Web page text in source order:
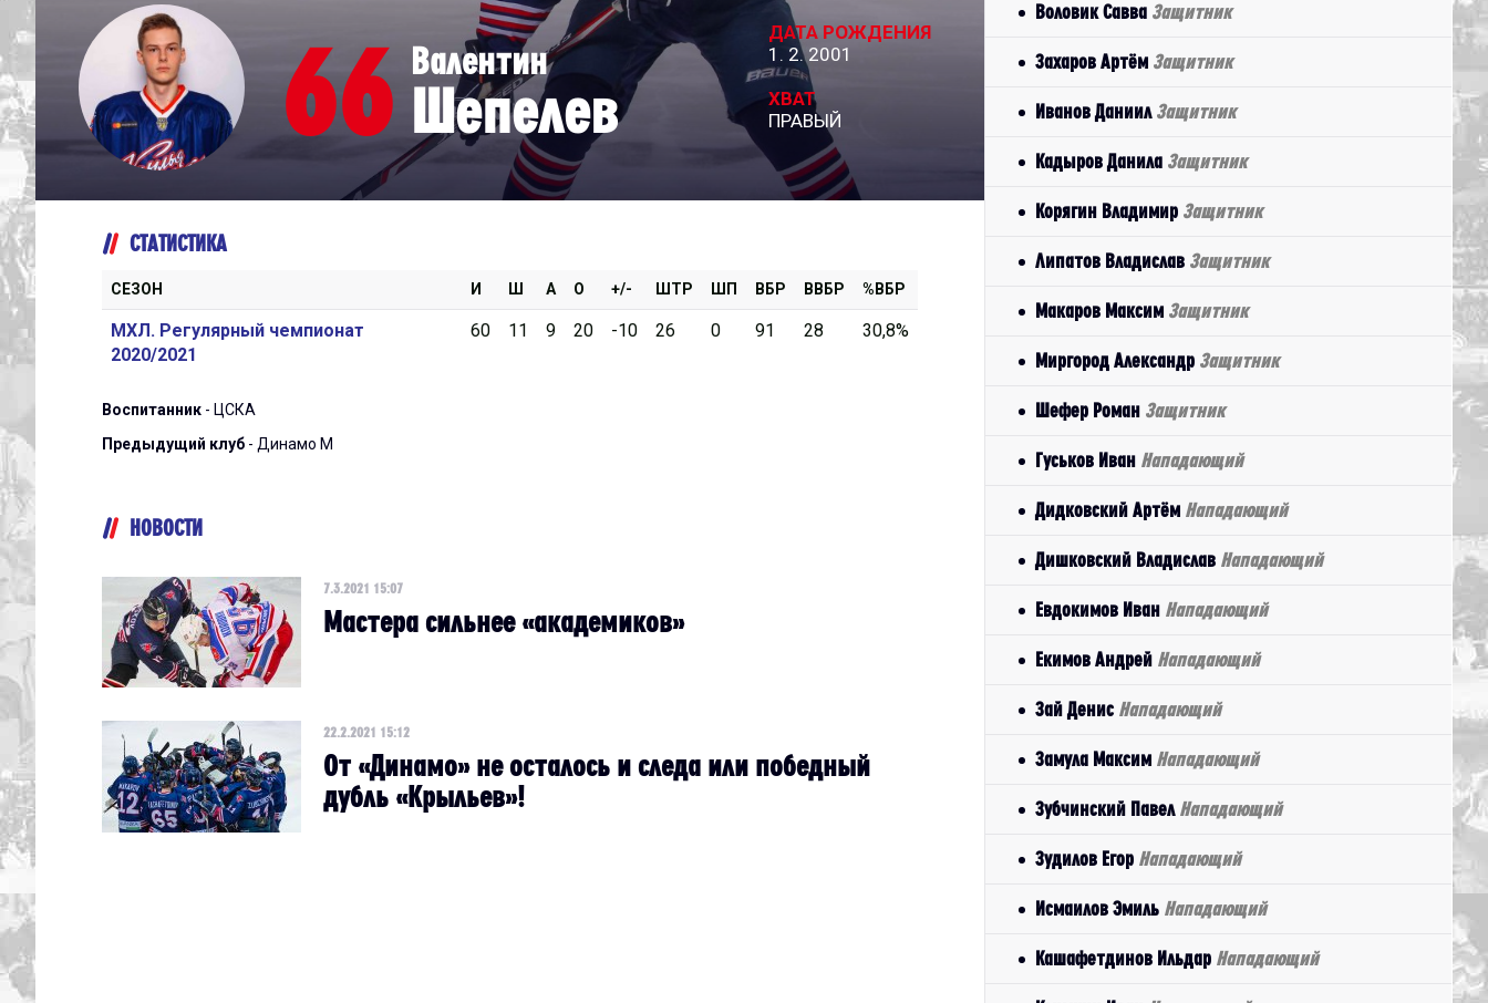
Амурские Тигры
Красная Машина-Юниор
Крылья Советов
МХК Динамо-Карелия
МХК Спартак-МАХ
Красноярские Рыси
Ладья
МХК Молот
Реактор
Сибирские Cнайперы
Спутник Ал
66 Валентин
Шепелев
ДАТА РОЖДЕНИЯ
1. 2. 2001
ХВАТ
ПРАВЫЙ
СТАТИСТИКА
СЕЗОН И Ш А О +/- ШТР ШП ВБР ВВБР %ВБР
МХЛ. Регулярный чемпионат
2020/2021
60 11 9 20 -10 26 0 91 28 30,8%
Воспитанник - ЦСКА
Предыдущий клуб - Динамо М
НОВОСТИ
7.3.2021 15:07
Мастера сильнее «академиков»
22.2.2021 15:12
От «Динамо» не осталось и следа или победный
дубль «Крыльев»!
Воловик Савва Защитник
Захаров Артём Защитник
Иванов Даниил Защитник
Кадыров Данила Защитник
Корягин Владимир Защитник
Липатов Владислав Защитник
Макаров Максим Защитник
Миргород Александр Защитник
Шефер Роман Защитник
Гуськов Иван Нападающий
Дидковский Артём Нападающий
Дишковский Владислав Нападающий
Евдокимов Иван Нападающий
Екимов Андрей Нападающий
Зай Денис Нападающий
Замула Максим Нападающий
Зубчинский Павел Нападающий
Зудилов Егор Нападающий
Исмаилов Эмиль Нападающий
Кашафетдинов Ильдар Нападающий